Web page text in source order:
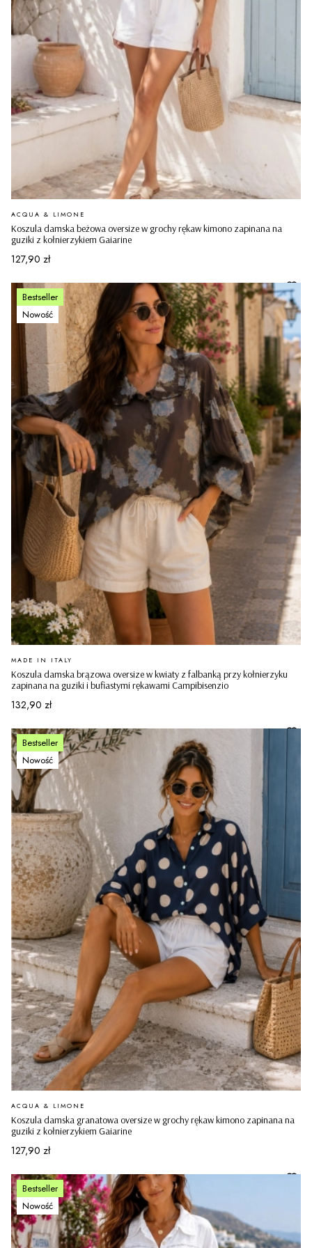
Koszula damska beżowa oversize w grochy rękaw kimono zapinana na
guziki z kołnierzykiem Gaiarine
PRODUCENT
ACQUA & LIMONE
Cena
127,90 zł
Bestseller
Nowość
Koszula damska brązowa oversize w kwiaty z falbanką przy kołnierzyku
zapinana na guziki i bufiastymi rękawami Campibisenzio
PRODUCENT
MADE IN ITALY
Cena
132,90 zł
Bestseller
Nowość
Koszula damska granatowa oversize w grochy rękaw kimono zapinana na
guziki z kołnierzykiem Gaiarine
PRODUCENT
ACQUA & LIMONE
Cena
127,90 zł
Bestseller
Nowość